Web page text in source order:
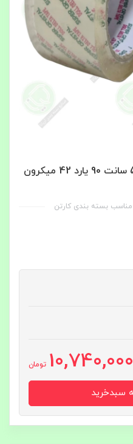
نوار چسب کریستال دال دلتا 5 سانت 90 یارد 42 میکرون
10,740,000 تومان